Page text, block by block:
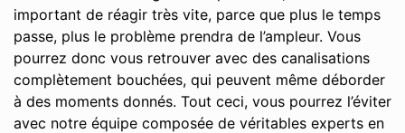
important de réagir très vite, parce que plus le temps
passe, plus le problème prendra de l’ampleur. Vous
pourrez donc vous retrouver avec des canalisations
complètement bouchées, qui peuvent même déborder
à des moments donnés. Tout ceci, vous pourrez l’éviter
avec notre équipe composée de véritables experts en